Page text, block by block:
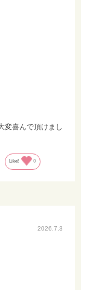
変喜んで頂けまし
Like! 0
2026.7.3